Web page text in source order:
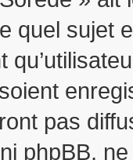
quel sujet
pas
phpBB,